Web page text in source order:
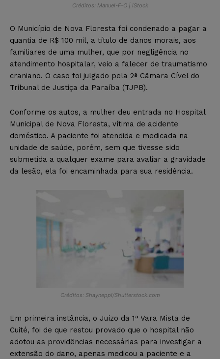
Créditos: Manuel-F-O | iStock
O Município de Nova Floresta foi condenado a pagar a
quantia de R$ 100 mil, a título de danos morais, aos
familiares de uma mulher, que por negligência no
atendimento hospitalar, veio a falecer de traumatismo
craniano. O caso foi julgado pela 2ª Câmara Cível do
Tribunal de Justiça da Paraíba (TJPB).
Conforme os autos, a mulher deu entrada no Hospital
Municipal de Nova Floresta, vítima de acidente
doméstico. A paciente foi atendida e medicada na
unidade de saúde, porém, sem que tivesse sido
submetida a qualquer exame para avaliar a gravidade
da lesão, ela foi encaminhada para sua residência.
Créditos: Shayneppl/Shutterstock.com
Em primeira instância, o Juízo da 1ª Vara Mista de
Cuité, foi de que restou provado que o hospital não
adotou as providências necessárias para investigar a
extensão do dano, apenas medicou a paciente e a